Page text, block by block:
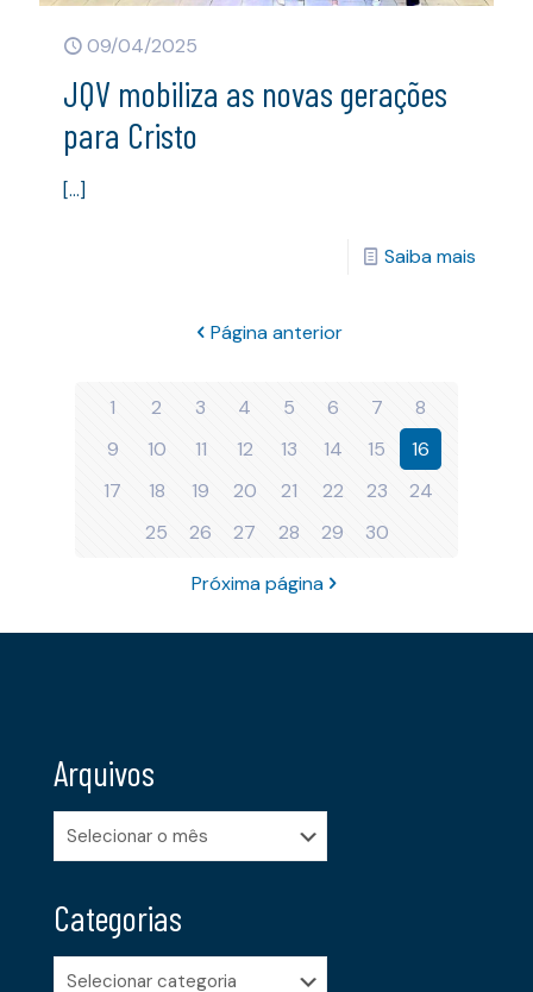
09/04/2025
JQV mobiliza as novas gerações
para Cristo
[…]
Saiba mais
Página anterior
1 2 3 4 5 6 7
8
9
10 11 12 13 14 15
16
17
18 19 20 21 22 23
24
25
26 27 28 29 30
Próxima página
Arquivos
Arquivos
Categorias
Categorias